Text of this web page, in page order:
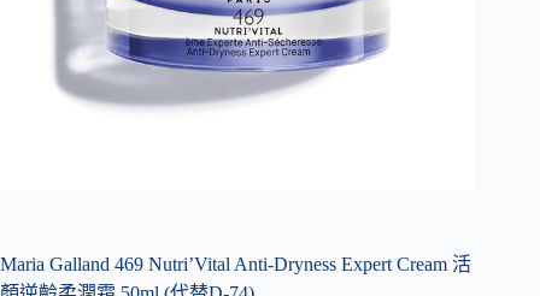
Maria Galland 469 Nutri’Vital Anti-Dryness Expert Cream 活